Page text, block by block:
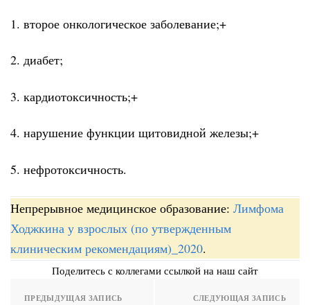
1. второе онкологическое заболевание;+
2. диабет;
3. кардиотоксичность;+
4. нарушение функции щитовидной железы;+
5. нефротоксичность.
Непрерывное медицинское образование: Лимфома
Ходжкина у взрослых (по утвержденным
клиническим рекомендациям)_2020.
Поделитесь с коллегами ссылкой на наш сайт
ПРЕДЫДУЩАЯ ЗАПИСЬ СЛЕДУЮЩАЯ ЗАПИСЬ